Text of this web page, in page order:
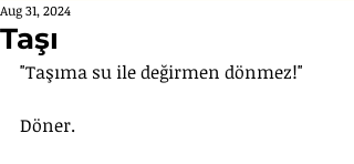
Taşı
Aug 31, 2024
"Taşıma su ile değirmen dönmez!"
Döner.